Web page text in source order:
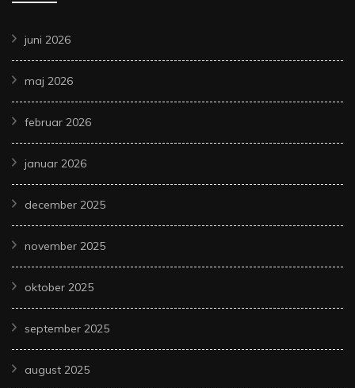
juni 2026
maj 2026
februar 2026
januar 2026
december 2025
november 2025
oktober 2025
september 2025
august 2025